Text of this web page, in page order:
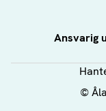
Ansvarig
©